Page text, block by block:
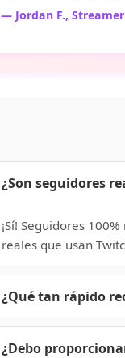
— Jordan F., Streamer
¿Son seguidores
¡Sí! Seguidores
reales que usan
¿Qué tan rápido
La entrega
y 48 horas. Los
¿Debo